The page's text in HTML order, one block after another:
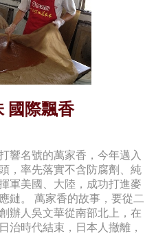
國際飄香
響名號的萬家香，今年邁入
，率先落實不含防腐劑、純
軍美國、大陸，成功打進麥
鏈。 萬家香的故事，要從二
辦人吳文華從南部北上，在
治時代結束，日本人撤離，